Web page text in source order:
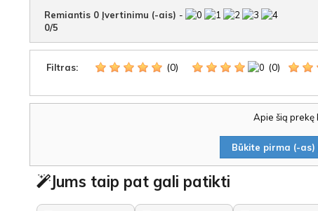
Remiantis 0 Įvertinimu (-ais) -
0/5
Filtras: (0) (0)
Apie šią prekę
Būkite pirma (-
Jums taip pat gali patikti